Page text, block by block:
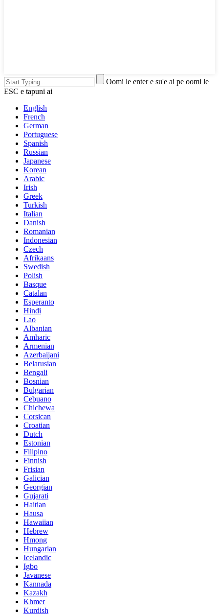
Oomi le enter e su'e ai pe oomi le
ESC e tapuni ai
English
French
German
Portuguese
Spanish
Russian
Japanese
Korean
Arabic
Irish
Greek
Turkish
Italian
Danish
Romanian
Indonesian
Czech
Afrikaans
Swedish
Polish
Basque
Catalan
Esperanto
Hindi
Lao
Albanian
Amharic
Armenian
Azerbaijani
Belarusian
Bengali
Bosnian
Bulgarian
Cebuano
Chichewa
Corsican
Croatian
Dutch
Estonian
Filipino
Finnish
Frisian
Galician
Georgian
Gujarati
Haitian
Hausa
Hawaiian
Hebrew
Hmong
Hungarian
Icelandic
Igbo
Javanese
Kannada
Kazakh
Khmer
Kurdish